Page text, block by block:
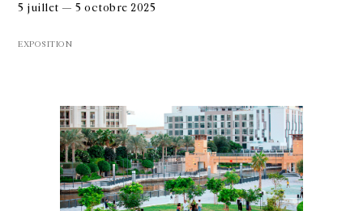
5 juillet — 5 octobre 2025
EXPOSITION